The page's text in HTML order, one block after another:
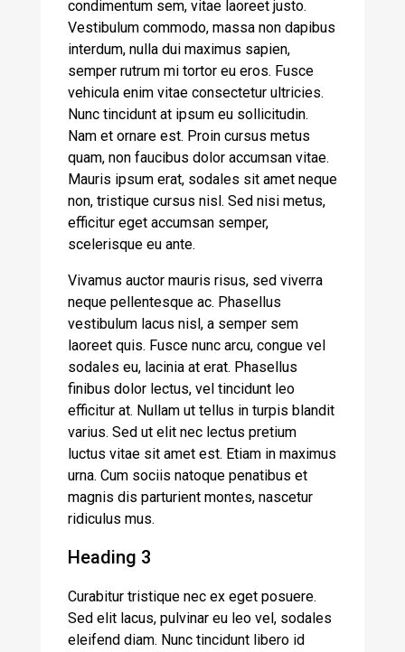
condimentum sem, vitae laoreet justo.
Vestibulum commodo, massa non dapibus
interdum, nulla dui maximus sapien,
semper rutrum mi tortor eu eros. Fusce
vehicula enim vitae consectetur ultricies.
Nunc tincidunt at ipsum eu sollicitudin.
Nam et ornare est. Proin cursus metus
quam, non faucibus dolor accumsan vitae.
Mauris ipsum erat, sodales sit amet neque
non, tristique cursus nisl. Sed nisi metus,
efficitur eget accumsan semper,
scelerisque eu ante.
Vivamus auctor mauris risus, sed viverra
neque pellentesque ac. Phasellus
vestibulum lacus nisl, a semper sem
laoreet quis. Fusce nunc arcu, congue vel
sodales eu, lacinia at erat. Phasellus
finibus dolor lectus, vel tincidunt leo
efficitur at. Nullam ut tellus in turpis blandit
varius. Sed ut elit nec lectus pretium
luctus vitae sit amet est. Etiam in maximus
urna. Cum sociis natoque penatibus et
magnis dis parturient montes, nascetur
ridiculus mus.
Heading 3
Curabitur tristique nec ex eget posuere.
Sed elit lacus, pulvinar eu leo vel, sodales
eleifend diam. Nunc tincidunt libero id